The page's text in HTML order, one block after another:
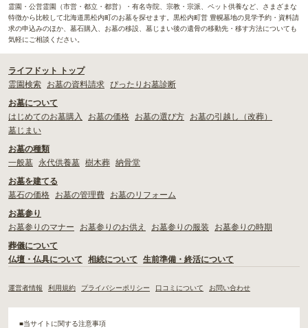
霊園・公営霊園（市営・都立・都営）・有名寺院、宗教・宗派、ペット供養など、さまざまな
特徴から比較して北海道黒松内町のお墓を探せます。黒松内町営 豊幌墓地の見学予約・資料請
求の申込みのほか、墓石購入、お墓の移設、墓じまい後の遺骨の移動先・移す方法についても
気軽にご相談ください。
ライフドット トップ
霊園検索
お墓の資料請求 ぴったりお墓診断
お墓について
はじめてのお墓購入
お墓の価格 お墓の選び方
お墓の引越し（改葬）
墓じまい
お墓の種類
一般墓
永代供養墓 樹木葬 納骨堂
お墓を建てる
墓石の価格
お墓の管理費
お墓のリフォーム
お墓参り
お墓参りのマナー
お墓参りのお供え お墓参りの服装
お墓参りの時期
葬儀について
仏壇・仏具について
相続について 生前準備・終活について
運営者情報 利用規約 プライバシーポリシー 口コミについて お問い合わせ
■当サイトに関する注意事項